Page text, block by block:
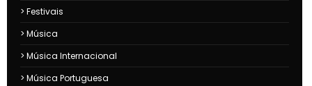
Festivais
Música
Música Internacional
Música Portuguesa